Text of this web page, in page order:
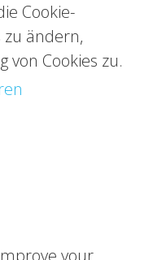
Cookie-
zu ändern,
von Cookies zu.
your